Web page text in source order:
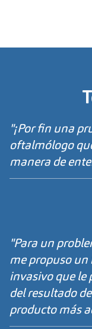
"¡Por fin una
oftalmólogo
manera de
"Para un
me propuso un
invasivo que le
del resultado
producto más